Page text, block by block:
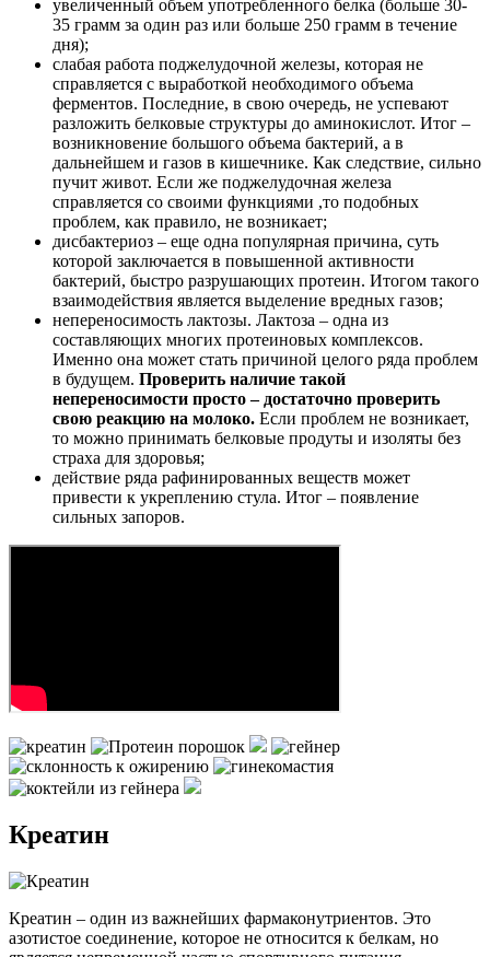
увеличенный объем употребленного белка (больше 30-
35 грамм за один раз или больше 250 грамм в течение
дня);
слабая работа поджелудочной железы, которая не
справляется с выработкой необходимого объема
ферментов. Последние, в свою очередь, не успевают
разложить белковые структуры до аминокислот. Итог –
возникновение большого объема бактерий, а в
дальнейшем и газов в кишечнике. Как следствие, сильно
пучит живот. Если же поджелудочная железа
справляется со своими функциями ,то подобных
проблем, как правило, не возникает;
дисбактериоз – еще одна популярная причина, суть
которой заключается в повышенной активности
бактерий, быстро разрушающих протеин. Итогом такого
взаимодействия является выделение вредных газов;
непереносимость лактозы. Лактоза – одна из
составляющих многих протеиновых комплексов.
Именно она может стать причиной целого ряда проблем
в будущем. Проверить наличие такой
непереносимости просто – достаточно проверить
свою реакцию на молоко. Если проблем не возникает,
то можно принимать белковые продуты и изоляты без
страха для здоровья;
действие ряда рафинированных веществ может
привести к укреплению стула. Итог – появление
сильных запоров.
Креатин
Креатин – один из важнейших фармаконутриентов. Это
азотистое соединение, которое не относится к белкам, но